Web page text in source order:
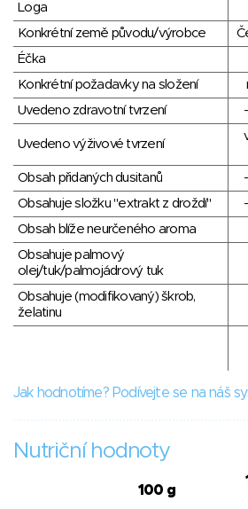
Loga
Konkrétní země původu/výrobce
Éčka
Konkrétní požadavky na složení
Uvedeno zdravotní tvrzení
Uvedeno výživové tvrzení
Obsah přidaných dusitanů
Obsahuje složku "extrakt z droždí"
Obsah blíže neurčeného aroma
Obsahuje palmový
olej/tuk/palmojádrový tuk
Obsahuje (modifikovaný) škrob,
želatinu
Jak hodnotíme? Podívejte se na náš
Nutriční hodnoty
100 g